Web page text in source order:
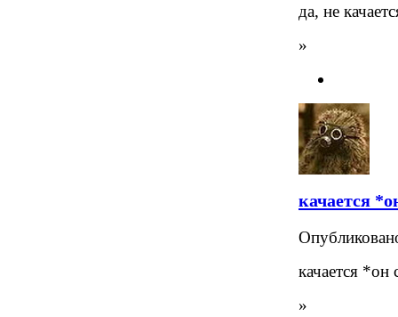
да, не
»
качается
качается *он
»